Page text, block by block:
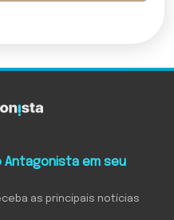
em seu
as principais notícias